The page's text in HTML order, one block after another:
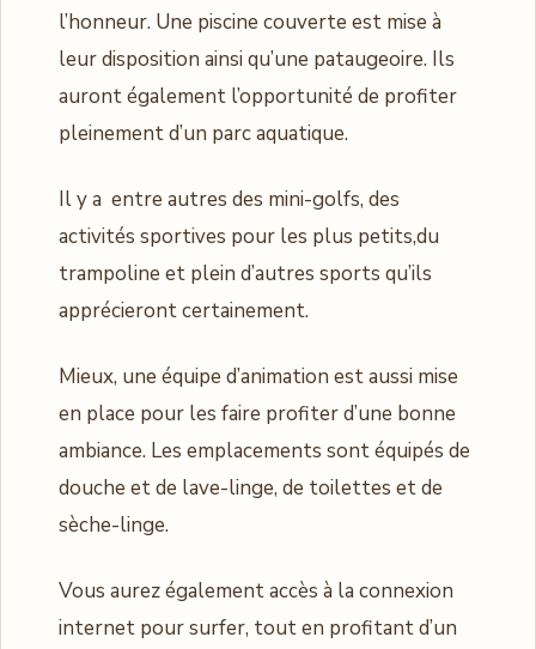
l’honneur. Une piscine couverte est mise à
leur disposition ainsi qu’une pataugeoire. Ils
auront également l’opportunité de profiter
pleinement d’un parc aquatique.
Il y a entre autres des mini-golfs, des
activités sportives pour les plus petits,du
trampoline et plein d’autres sports qu’ils
apprécieront certainement.
Mieux, une équipe d’animation est aussi mise
en place pour les faire profiter d’une bonne
ambiance. Les emplacements sont équipés de
douche et de lave-linge, de toilettes et de
sèche-linge.
Vous aurez également accès à la connexion
internet pour surfer, tout en profitant d’un